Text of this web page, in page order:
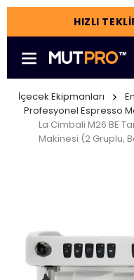
HIZLI
İçecek Ekipmanları
Profesyonel Espresso
La Cimbali M26 BE
Makinesi (2 Gruplu,